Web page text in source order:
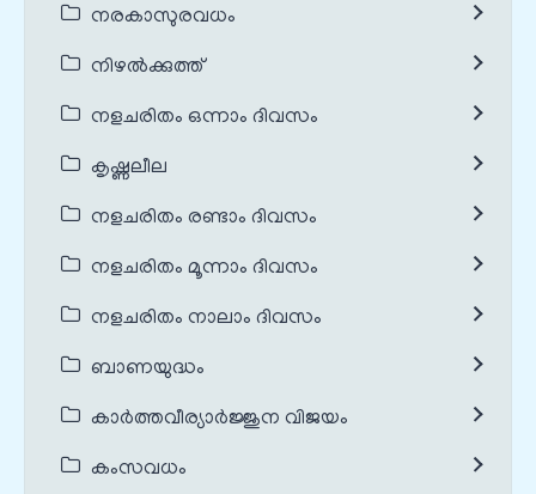
നരകാസുരവധം
നിഴൽക്കുത്ത്
നളചരിതം ഒന്നാം ദിവസം
കൃഷ്ണലീല
നളചരിതം രണ്ടാം ദിവസം
നളചരിതം മൂന്നാം ദിവസം
നളചരിതം നാലാം ദിവസം
ബാണയുദ്ധം
കാർത്തവീര്യാർജ്ജുന വിജയം
കംസവധം